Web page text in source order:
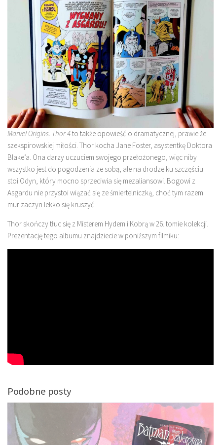
Marvel Origins. Thor 4to także opowieść o dramatycznej, prawie że
szekspirowskiej miłości. Thor kocha Jane Foster, asystentkę Doktora
Blake’a. Ona darzy uczuciem swojego przełożonego, więc niby
wszystko jest do pogodzenia ze sobą, ale na drodze ku szczęściu
stoi Odyn, który mocno sprzeciwia się mezaliansowi. Bogowi z
Asgardu nie przystoi wiązać się ze śmiertelniczką, choć tym razem
mur zaczyn lekko się kruszyć.
Thor skończy tłuc się z Misterem Hydem i Kobrą w 26. tomie kolekcji.
Prezentację tego albumu znajdziecie w poniższym filmiku:
Podobne posty